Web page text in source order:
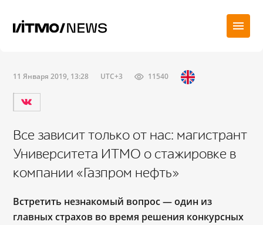
11 Января 2019, 13:28 UTC+3 11540
Все зависит только от нас: магистрант
Университета ИТМО о стажировке в
компании «Газпром нефть»
Встретить незнакомый вопрос—один из
главных страхов во время решения конкурсных